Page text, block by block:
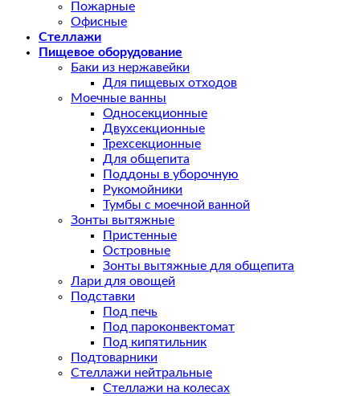
Пожарные
Офисные
Стеллажи
Пищевое оборудование
Баки из нержавейки
Для пищевых отходов
Моечные ванны
Односекционные
Двухсекционные
Трехсекционные
Для общепита
Поддоны в уборочную
Рукомойники
Тумбы с моечной ванной
Зонты вытяжные
Пристенные
Островные
Зонты вытяжные для общепита
Лари для овощей
Подставки
Под печь
Под пароконвектомат
Под кипятильник
Подтоварники
Стеллажи нейтральные
Стеллажи на колесах